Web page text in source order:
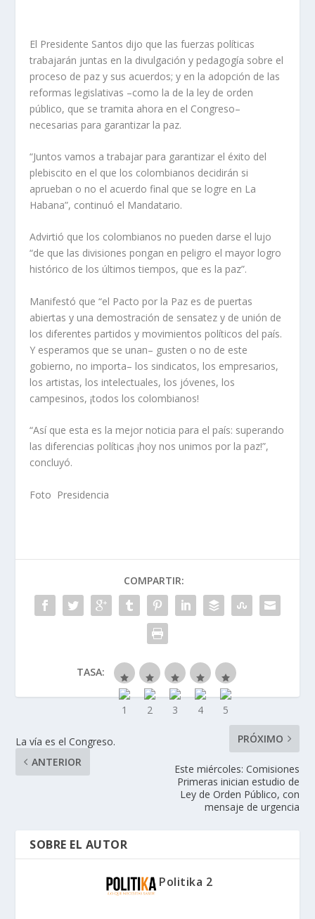
El Presidente Santos dijo que las fuerzas políticas
trabajarán juntas en la divulgación y pedagogía sobre el
proceso de paz y sus acuerdos; y en la adopción de las
reformas legislativas –como la de la ley de orden
público, que se tramita ahora en el Congreso–
necesarias para garantizar la paz.
“Juntos vamos a trabajar para garantizar el éxito del
plebiscito en el que los colombianos decidirán si
aprueban o no el acuerdo final que se logre en La
Habana”, continuó el Mandatario.
Advirtió que los colombianos no pueden darse el lujo
“de que las divisiones pongan en peligro el mayor logro
histórico de los últimos tiempos, que es la paz”.
Manifestó que “el Pacto por la Paz es de puertas
abiertas y una demostración de sensatez y de unión de
los diferentes partidos y movimientos políticos del país.
Y esperamos que se unan– gusten o no de este
gobierno, no importa– los sindicatos, los empresarios,
los artistas, los intelectuales, los jóvenes, los
campesinos, ¡todos los colombianos!
“Así que esta es la mejor noticia para el país: superando
las diferencias políticas ¡hoy nos unimos por la paz!”,
concluyó.
Foto Presidencia
COMPARTIR:
TASA:
La vía es el Congreso.
ANTERIOR
PRÓXIMO
Este miércoles: Comisiones
Primeras inician estudio de
Ley de Orden Público, con
mensaje de urgencia
SOBRE EL AUTOR
Politika 2